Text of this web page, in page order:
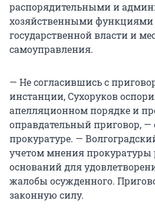
распорядительными и
хозяйственными функциями
государственной власти и
самоуправления.
— Не согласившись с
инстанции, Сухоруков
апелляционном порядке и
оправдательный приговор,
прокуратуре. —
учетом мнения прокуратуры
оснований для
жалобы осужденного.
законную силу.